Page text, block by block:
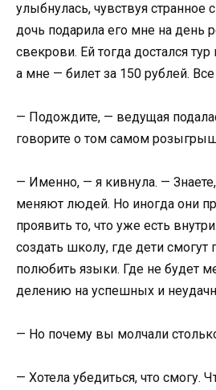
улыбнулась, чувствуя странное
дочь подарила его мне на день
свекрови. Ей тогда достался
а мне — билет за 150 рублей.
— Подождите, — ведущая
говорите о том самом
— Именно, — я кивнула. —
меняют людей. Но иногда они
проявить то, что уже есть
создать школу, где дети смогут
полюбить языки. Где не будет
делению на успешных и
— Но почему вы молчали
— Хотела убедиться, что смогу.